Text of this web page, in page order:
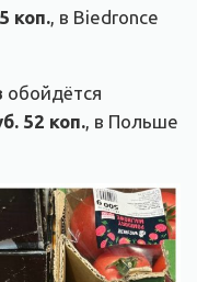
коп. , в Biedronce
обойдётся
52 коп. , в Польше